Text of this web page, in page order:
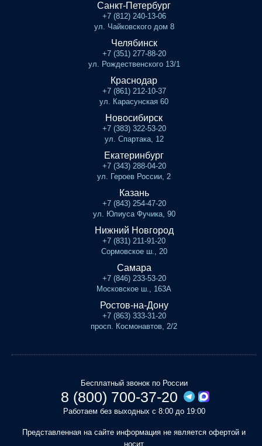
Санкт-Петербург
+7 (812) 240-13-06
ул. Чайковского дом 8
Челябинск
+7 (351) 277-88-20
ул. Рождественского 13/1
Краснодар
+7 (861) 212-10-37
ул. Карасунская 60
Новосибирск
+7 (383) 322-53-20
ул. Спартака, 12
Екатеринбург
+7 (343) 288-04-20
ул. Героев России, 2
Казань
+7 (843) 254-47-20
ул. Юлиуса Фучика, 90
Нижний Новгород
+7 (831) 211-91-20
Сормовское ш., 20
Самара
+7 (846) 233-53-20
Московское ш., 163А
Ростов-на-Дону
+7 (863) 333-31-20
просп. Космонавтов, 2/2
Бесплатный звонок по России
8 (800) 700-37-20
Работаем без выходных с 8:00 до 19:00
Представленная на сайте информация не является офертой и
носит